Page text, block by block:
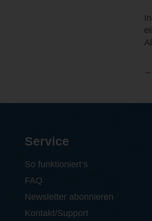
Service
So funktioniert‘s
FAQ
Newsletter abonnieren
Kontakt/Support